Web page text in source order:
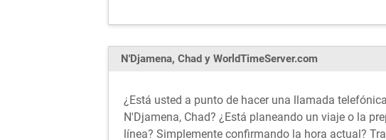
N'Djamena, Chad y WorldTimeServer.com
¿Está usted a punto de hacer una llamada
N'Djamena, Chad? ¿Está planeando un viaje o la
línea? Simplemente confirmando la hora actual?